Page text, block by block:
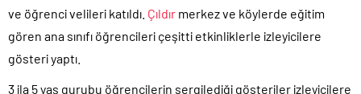
ve öğrenci velileri katıldı. Çıldır merkez ve köylerde eğitim
gören ana sınıfı öğrencileri çeşitti etkinliklerle izleyicilere
gösteri yaptı.
3 ila 5 yaş gurubu öğrencilerin sergilediği gösteriler izleyicilere